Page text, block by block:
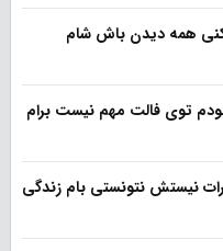
همه دیدن باش شام
توی فالت مهم نیست برام
نیستش نتونستی بام زندگی